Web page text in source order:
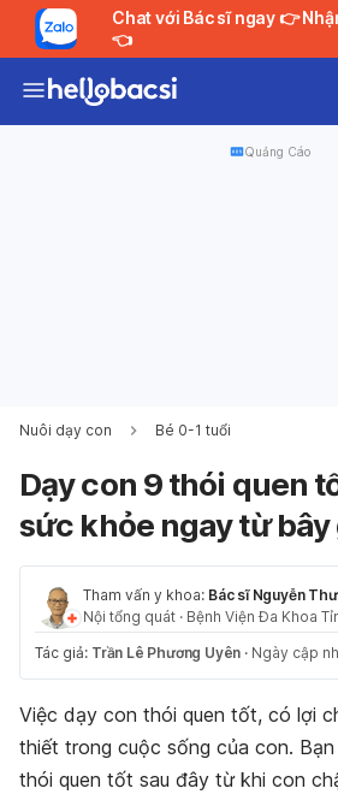
Chat với Bác sĩ ngay 👉 Nhận tư vấn MIỄN PHÍ
👈
Quảng Cáo
Nuôi dạy con Bé 0-1 tuổi
Dạy con 9 thói quen
sức khỏe ngay từ bây
Tham vấn y khoa: Bác sĩ Nguyễn
Nội tổng quát · Bệnh Viện Đa Khoa
Tác giả: Trần Lê Phương Uyên · Ngày cập
Việc dạy con thói quen tốt, có lợi
thiết trong cuộc sống của con.
thói quen tốt sau đây từ khi con